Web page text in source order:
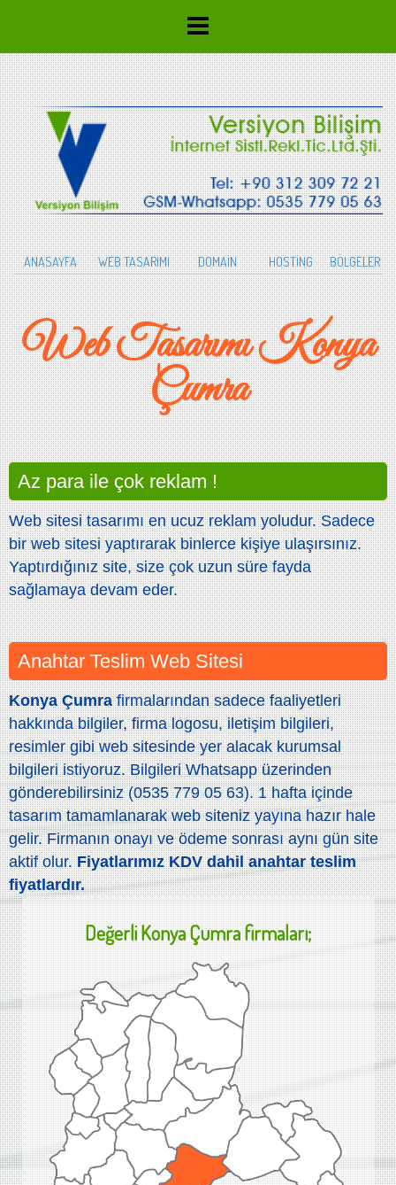
ANASAYFA WEB TASARIMI DOMAİN HOSTİNG BÖLGELER
Web Tasarımı Konya
Çumra
Az para ile çok reklam !
Web sitesi tasarımı en ucuz reklam yoludur. Sadece
bir web sitesi yaptırarak binlerce kişiye ulaşırsınız.
Yaptırdığınız site, size çok uzun süre fayda
sağlamaya devam eder.
Anahtar Teslim Web Sitesi
Konya Çumrafirmalarından sadece faaliyetleri
hakkında bilgiler, firma logosu, iletişim bilgileri,
resimler gibi web sitesinde yer alacak kurumsal
bilgileri istiyoruz. Bilgileri Whatsapp üzerinden
gönderebilirsiniz (0535 779 05 63). 1 hafta içinde
tasarım tamamlanarak web siteniz yayına hazır hale
gelir. Firmanın onayı ve ödeme sonrası aynı gün site
aktif olur.Fiyatlarımız KDV dahil anahtar teslim
fiyatlardır.
DeğerliKonya Çumrafirmaları;